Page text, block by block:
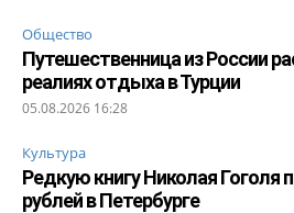
Общество
Путешественница из России
реалиях отдыха в Турции
05.08.2026 16:28
Культура
Редкую книгу Николая Гоголя
рублей в Петербурге